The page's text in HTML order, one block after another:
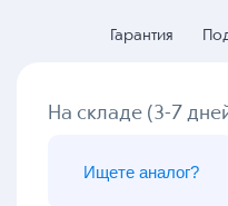
Гарантия
На складе (3-7
Ищете аналог?